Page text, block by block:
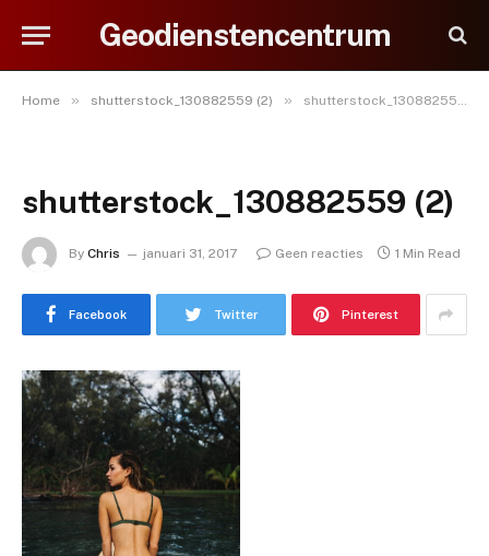
Geodienstencentrum
Home » shutterstock_130882559 (2) » shutterstock_130882559 (2)
shutterstock_130882559 (2)
By Chris januari 31, 2017 Geen reacties 1 Min Read
Facebook Twitter Pinterest